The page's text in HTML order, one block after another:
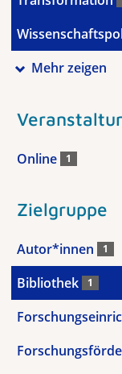
Mehr zeigen
Online 1
Zielgruppe
Autor*innen 1
Bibliothek 1